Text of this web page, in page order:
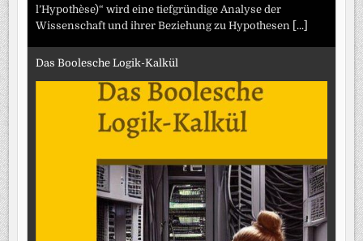
l’Hypothèse)“ wird eine tiefgründige Analyse der
Wissenschaft und ihrer Beziehung zu Hypothesen [...]
Das Boolesche Logik-Kalkül